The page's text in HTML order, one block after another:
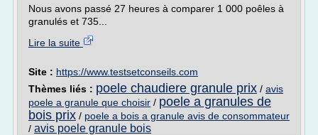
Nous avons passé 27 heures à comparer 1 000 poêles à
granulés et 735...
Lire la suite
Site : https://www.testsetconseils.com
Thèmes liés : poele chaudiere granule prix / avis
poele a granule que choisir / poele a granules de
bois prix / poele a bois a granule avis de consommateur
/ avis poele granule bois